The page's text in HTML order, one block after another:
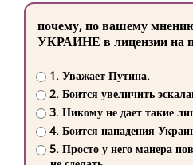
почему, по вашему
УКРАИНЕ в лицензии на
1. Уважает Путина.
2. Боится увеличить
3. Никому не дает такие
4. Боится нападения
5. Просто у него манера